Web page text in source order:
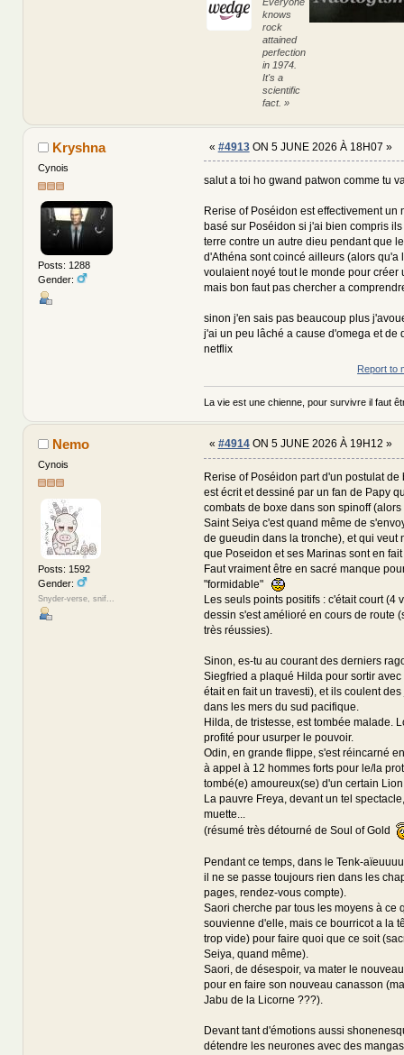
knows
rock
attained
perfection
in 1974.
It's a
scientific
fact. »
Kryshna
Cynois
Posts: 1288
Gender:
« #4913ON 5 JUNE 2026 À 18H07 »
salut a toi ho gwand patwon comme tu
Rerise of Poséidon est effectivement un
basé sur Poséidon si j'ai bien compris
terre contre un autre dieu pendant que
d'Athéna sont coincé ailleurs (alors qu'a
voulaient noyé tout le monde pour créer
mais bon faut pas chercher a
sinon j'en sais pas beaucoup plus
j'ai un peu lâché a cause d'omega et de
netflix
Report to
La vie est une chienne, pour survivre il faut
Nemo
Cynois
Posts: 1592
Gender:
Snyder-verse, snif...
« #4914ON 5 JUNE 2026 À 19H12 »
Rerise of Poséidon part d'un postulat de
est écrit et dessiné par un fan de Papy
combats de boxe dans son spinoff
Saint Seiya c'est quand même de
de gueudin dans la tronche), et qui veut
que Poseidon et ses Marinas sont en
Faut vraiment être en sacré manque
"formidable"
Les seuls points positifs : c'était court (4
dessin s'est amélioré en cours de route
très réussies).
Sinon, es-tu au courant des derniers
Siegfried a plaqué Hilda pour sortir
était en fait un travesti), et ils coulent
dans les mers du sud pacifique.
Hilda, de tristesse, est tombée malade.
profité pour usurper le pouvoir.
Odin, en grande flippe, s'est réincarné
à appel à 12 hommes forts pour le/la
tombé(e) amoureux(se) d'un certain
La pauvre Freya, devant un tel
muette...
(résumé très détourné de Soul of Gold
Pendant ce temps, dans le Tenk-
il ne se passe toujours rien dans les
pages, rendez-vous compte).
Saori cherche par tous les moyens à ce
souvienne d'elle, mais ce bourricot a la
trop vide) pour faire quoi que ce soit
Seiya, quand même).
Saori, de désespoir, va mater le
pour en faire son nouveau canasson
Jabu de la Licorne ???).
Devant tant d'émotions aussi
détendre les neurones avec des